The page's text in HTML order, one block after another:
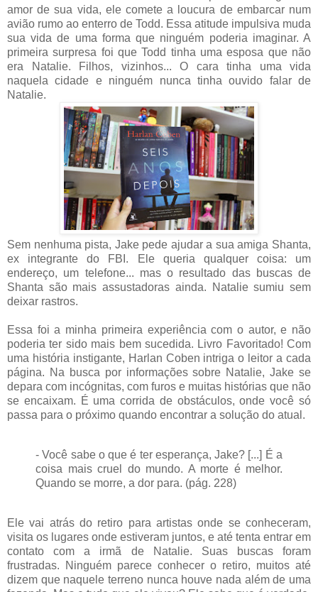
amor de sua vida, ele comete a loucura de embarcar num
avião rumo ao enterro de Todd. Essa atitude impulsiva muda
sua vida de uma forma que ninguém poderia imaginar. A
primeira surpresa foi que Todd tinha uma esposa que não
era Natalie. Filhos, vizinhos... O cara tinha uma vida
naquela cidade e ninguém nunca tinha ouvido falar de
Natalie.
Sem nenhuma pista, Jake pede ajudar a sua amiga Shanta,
ex integrante do FBI. Ele queria qualquer coisa: um
endereço, um telefone... mas o resultado das buscas de
Shanta são mais assustadoras ainda. Natalie sumiu sem
deixar rastros.
Essa foi a minha primeira experiência com o autor, e não
poderia ter sido mais bem sucedida. Livro Favoritado! Com
uma história instigante, Harlan Coben intriga o leitor a cada
página. Na busca por informações sobre Natalie, Jake se
depara com incógnitas, com furos e muitas histórias que não
se encaixam. É uma corrida de obstáculos, onde você só
passa para o próximo quando encontrar a solução do atual.
- Você sabe o que é ter esperança, Jake? [...] É a
coisa mais cruel do mundo. A morte é melhor.
Quando se morre, a dor para. (pág. 228)
Ele vai atrás do retiro para artistas onde se conheceram,
visita os lugares onde estiveram juntos, e até tenta entrar em
contato com a irmã de Natalie. Suas buscas foram
frustradas. Ninguém parece conhecer o retiro, muitos até
dizem que naquele terreno nunca houve nada além de uma